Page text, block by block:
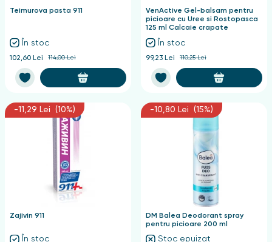
Teimurova pasta 911
În stoc
102,60 Lei 114,00 Lei
VenActive Gel-balsam pentru
picioare cu Uree si Rostopasca
125 ml Calcaie crapate
În stoc
99,23 Lei 110,25 Lei
-11,29 Lei (10%)
Zajivin 911
În stoc
-10,80 Lei (15%)
DM Balea Deodorant spray
pentru picioare 200 ml
Stoc epuizat